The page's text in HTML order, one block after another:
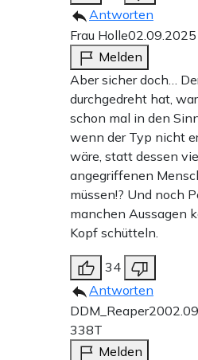
Antworten
Frau Holle
Melden
Aber sicher doch…
durchgedreht hat,
schon mal in den
wenn der Typ nicht
wäre, statt dessen
angegriffenen
müssen!? Und noch
manchen Aussagen
Kopf schütteln.
34
Antworten
DDM_Reaper20
338T
Melden